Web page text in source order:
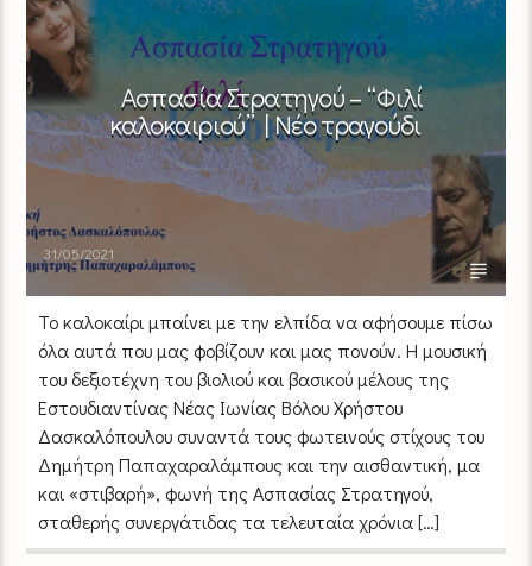
Ασπασία Στρατηγού – “Φιλί
καλοκαιριού” | Νέο τραγούδι
31/05/2021
To καλοκαίρι μπαίνει με την ελπίδα να αφήσουμε πίσω
όλα αυτά που μας φοβίζουν και μας πονούν. Η μουσική
του δεξιοτέχνη του βιολιού και βασικού μέλους της
Εστουδιαντίνας Νέας Ιωνίας Βόλου Χρήστου
Δασκαλόπουλου συναντά τους φωτεινούς στίχους του
Δημήτρη Παπαχαραλάμπους και την αισθαντική, μα
και «στιβαρή», φωνή της Ασπασίας Στρατηγού,
σταθερής συνεργάτιδας τα τελευταία χρόνια […]